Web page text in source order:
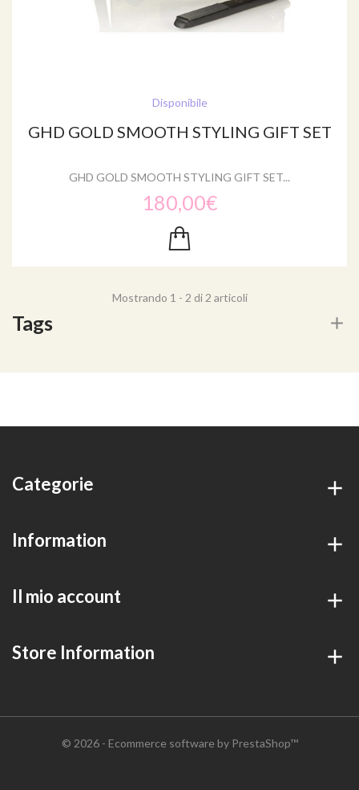
Disponibile
GHD GOLD SMOOTH STYLING GIFT SET
GHD GOLD SMOOTH STYLING GIFT SET...
180,00€
Mostrando 1 - 2 di 2 articoli
Tags
Categorie
Information
Il mio account
Store Information
© 2026 - Ecommerce software by PrestaShop™